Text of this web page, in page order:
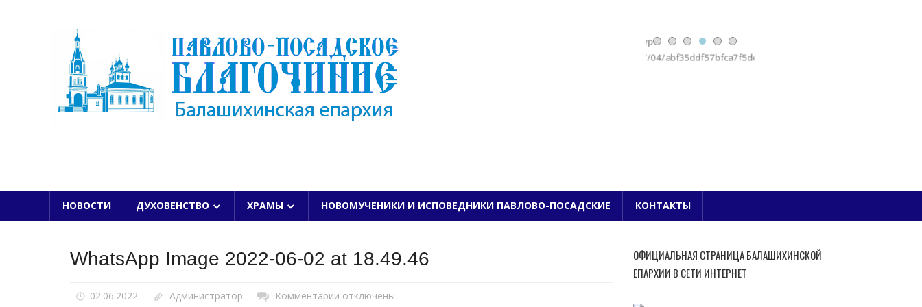
ПАВЛОВО-ПОСАДСКОЕ БЛАГОЧИНИЕ
НОВОСТИ ДУХОВЕНСТВО ХРАМЫ НОВОМУЧЕНИКИ И ИСПОВЕДНИКИ ПАВЛОВО-ПОСАДСКИЕ КОНТАКТЫ
WhatsApp Image 2022-06-02 at 18.49.46
02.06.2022 Администратор Комментарии котключены
ОФИЦИАЛЬНАЯ СТРАНИЦА БАЛАШИХИНСКОЙ
ЕПАРХИИ В СЕТИ ИНТЕРНЕТ